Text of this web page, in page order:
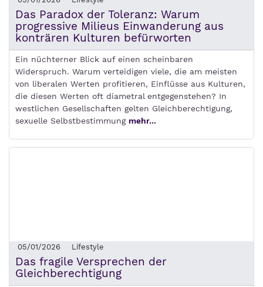
Das Paradox der Toleranz: Warum
progressive Milieus Einwanderung aus
konträren Kulturen befürworten
Ein nüchterner Blick auf einen scheinbaren
Widerspruch. Warum verteidigen viele, die am meisten
von liberalen Werten profitieren, Einflüsse aus Kulturen,
die diesen Werten oft diametral entgegenstehen? In
westlichen Gesellschaften gelten Gleichberechtigung,
sexuelle Selbstbestimmung mehr...
05/01/2026 Lifestyle
Das fragile Versprechen der
Gleichberechtigung